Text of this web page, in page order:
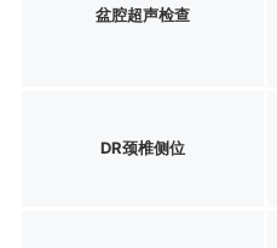
盆腔超声检查
DR颈椎侧位